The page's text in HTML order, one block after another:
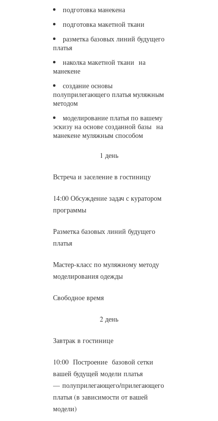
подготовка манекена
подготовка макетной ткани
разметка базовых линий будущего
платья
наколка макетной ткани на
манекене
создание основы
полуприлегающего платья муляжным
методом
моделирование платья по вашему
эскизу на основе созданной базы на
манекене муляжным способом
1 день
Встреча и заселение в гостиницу
14:00 Обсуждение задач с куратором
программы
Разметка базовых линий будущего
платья
Мастер-класс по муляжному методу
моделирования одежды
Свободное время
2 день
Завтрак в гостинице
10:00 Построение базовой сетки
вашей будущей модели платья
— полуприлегающего/прилегающего
платья (в зависимости от вашей
модели)